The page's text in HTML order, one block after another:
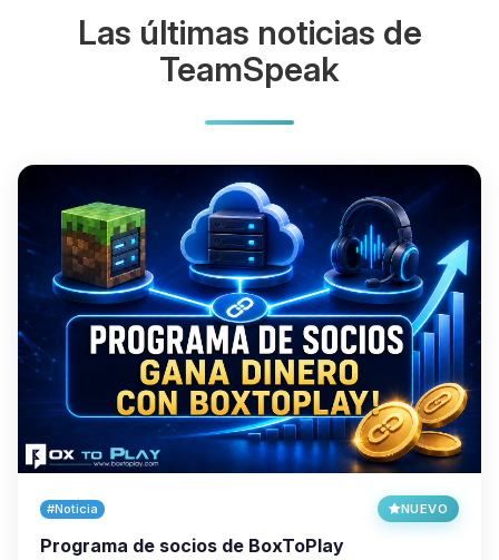
Las últimas noticias de
TeamSpeak
#Noticia NUEVO
Programa de socios de BoxToPlay